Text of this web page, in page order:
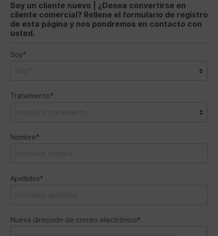
Soy un cliente nuevo | ¿Desea convertirse en
cliente comercial? Rellene el formulario de registro
de esta página y nos pondremos en contacto con
usted.
Soy*
Tratamiento*
Nombre*
Apellidos*
Nueva dirección de correo electrónico*